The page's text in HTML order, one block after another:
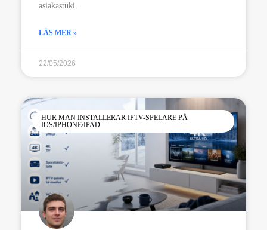
asiakastuki.
LÄS MER »
22/05/2026
HUR MAN INSTALLERAR IPTV-SPELARE PÅ
IOS/IPHONE/IPAD